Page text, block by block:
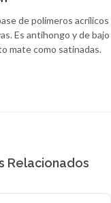
de polímeros
Es antihongo y de
mate como satinadas.
Relacionados